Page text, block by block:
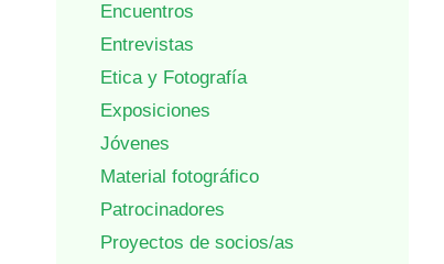
Encuentros
Entrevistas
Etica y Fotografía
Exposiciones
Jóvenes
Material fotográfico
Patrocinadores
Proyectos de socios/as